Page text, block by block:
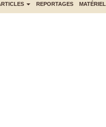
REPORTAGES MATÉRIEL